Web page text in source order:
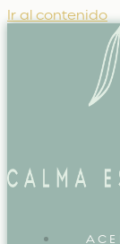
Ir al contenido